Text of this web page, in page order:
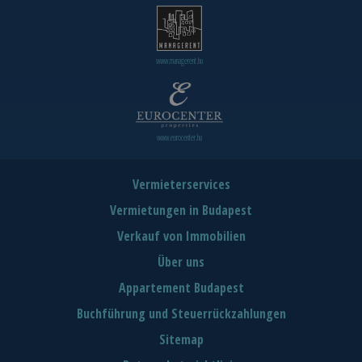
www.managerent.hu
www.eurocenter.hu
Vermieterservices
Vermietungen in Budapest
Verkauf von Immobilien
Über uns
Appartement Budapest
Buchführung und Steuerrückzahlungen
Sitemap